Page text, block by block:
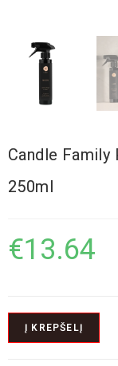
Candle Family
250ml
€13.64
Į KREPŠELĮ